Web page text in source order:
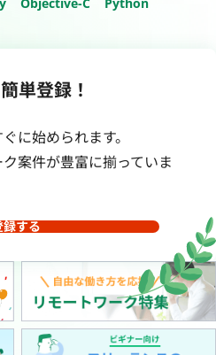
単登録！
に始められます。
案件が豊富に揃っていま
録する